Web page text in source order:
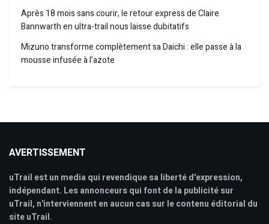
Après 18 mois sans courir, le retour express de Claire
Bannwarth en ultra-trail nous laisse dubitatifs
Mizuno transforme complètement sa Daichi : elle passe à la
mousse infusée à l’azote
AVERTISSEMENT
uTrail est un media qui revendique sa liberté d'expression,
indépendant. Les annonceurs qui font de la publicité sur
uTrail, n'interviennent en aucun cas sur le contenu éditorial du
site uTrail.